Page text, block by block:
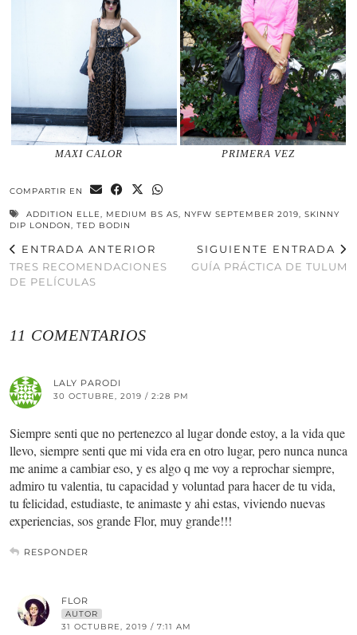
MAXI CALOR PRIMERA VEZ
COMPARTIR EN
ADDITION ELLE MEDIUM BS AS NYFW SEPTEMBER 2019
SKINNY
DIP LONDON
TED BODIN
ENTRADA ANTERIOR
TRES RECOMENDACIONES
DE PELÍCULAS
SIGUIENTE ENTRADA
GUÍA PRÁCTICA DE TULUM
11 COMENTARIOS
LALY PARODI
30 OCTUBRE, 2019 / 2:28 PM
Siempre senti que no pertenezco al lugar donde estoy, a la vida que
llevo, siempre senti que mi vida era en otro lugar, pero nunca nunca
me anime a cambiar eso, y es algo q me voy a reprochar siempre,
admiro tu valentia, tu capacidad y voluntad para hacer de tu vida,
tu felicidad, estudiaste, te animaste y ahi estas, viviendo nuevas
experiencias, sos grande Flor, muy grande!!!
RESPONDER
FLOR
AUTOR
31 OCTUBRE, 2019 / 7:11 AM